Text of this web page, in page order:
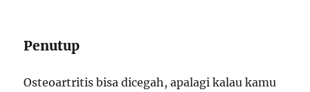
Penutup
Osteoartritis bisa dicegah, apalagi kalau kamu